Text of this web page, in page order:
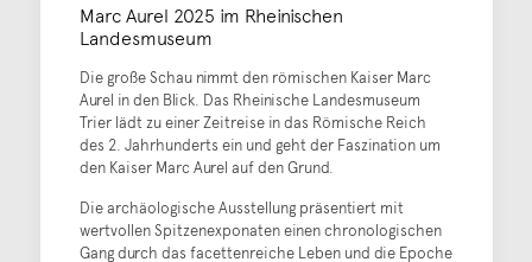
Marc Aurel 2025 im Rheinischen
Landesmuseum
Die große Schau nimmt den römischen Kaiser Marc
Aurel in den Blick. Das Rheinische Landesmuseum
Trier lädt zu einer Zeitreise in das Römische Reich
des 2. Jahrhunderts ein und geht der Faszination um
den Kaiser Marc Aurel auf den Grund.
Die archäologische Ausstellung präsentiert mit
wertvollen Spitzenexponaten einen chronologischen
Gang durch das facettenreiche Leben und die Epoche